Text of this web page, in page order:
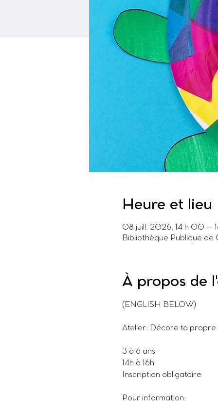
Heure et lieu
08 juill. 2026, 14 h 00 –
Bibliothèque Publique de
À propos de
(ENGLISH BELOW)
Atelier: Décore ta
3 à 6 ans
14h à 16h
Inscription obligatoire
Pour information: